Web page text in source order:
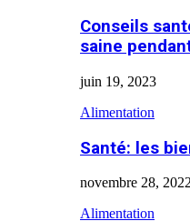
Conseils
saine
juin 19, 2023
Alimentation
Santé: les
novembre 28,
Alimentation